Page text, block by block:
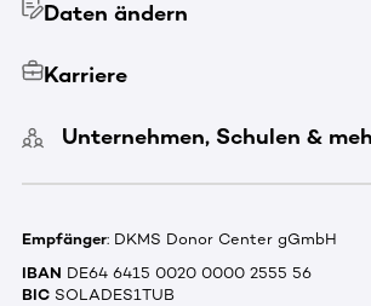
Daten ändern
Karriere
Unternehmen, Schulen &
Empfänger: DKMS Donor Center gGmbH
IBAN DE64 6415 0020 0000 2555 56
BIC SOLADES1TUB